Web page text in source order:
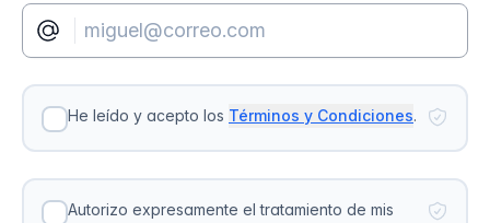
He leído y acepto los Términos y Condiciones.
Autorizo expresamente el tratamiento de mis